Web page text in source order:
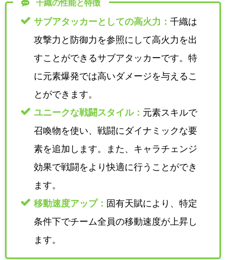
千織の性能と特徴
サブアタッカーとしての高火力： 千織は
攻撃力と防御力を参照にして高火力を出
すことができるサブアタッカーです。特
に元素爆発では高いダメージを与えるこ
とができます。
ユニークな戦闘スタイル： 元素スキルで
召喚物を使い、戦闘にダイナミックな要
素を追加します。また、キャラチェンジ
効果で戦闘をより快適に行うことができ
ます。
移動速度アップ： 固有天賦により、特定
条件下でチーム全員の移動速度が上昇し
ます。